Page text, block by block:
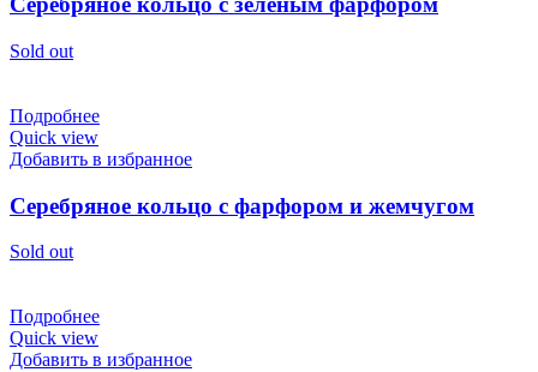
Sold out
Подробнее
Quick view
Добавить в избранное
Серебряное кольцо с фарфором и жемчугом
Sold out
Подробнее
Quick view
Добавить в избранное